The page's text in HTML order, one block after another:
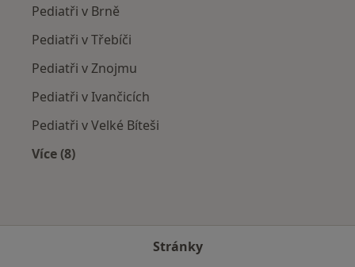
Pediatři v Brně
Pediatři v Třebíči
Pediatři v Znojmu
Pediatři v Ivančicích
Pediatři v Velké Bíteši
Více (8)
Stránky